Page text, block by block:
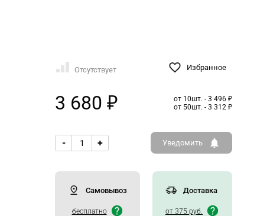
Отсутствует Избранное
3 680 ₽
от 10шт. - 3 496 ₽
от 50шт. - 3 312 ₽
- + Уведомить
Самовывоз
бесплатно
Доставка
от 375 руб.